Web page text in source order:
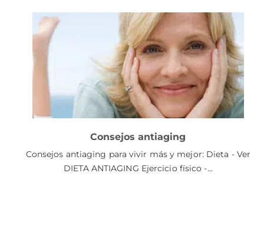
Consejos antiaging
Consejos antiaging para vivir más y mejor: Dieta - Ver
DIETA ANTIAGING Ejercicio físico -…